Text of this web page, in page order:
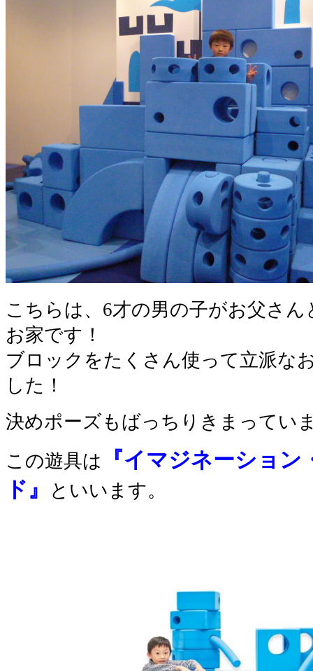
こちらは、6才の男の子がお父さ
お家です！
ブロックをたくさん使って立派な
した！
決めポーズもばっちりきまってい
この遊具は
『イマジネーショ
ド』
といいます。